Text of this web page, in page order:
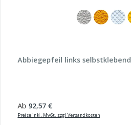
Abbiegepfeil links selbstklebend
Regulärer Preis:
Ab 92,57 €
Preise inkl. MwSt. zzgl Versandkosten